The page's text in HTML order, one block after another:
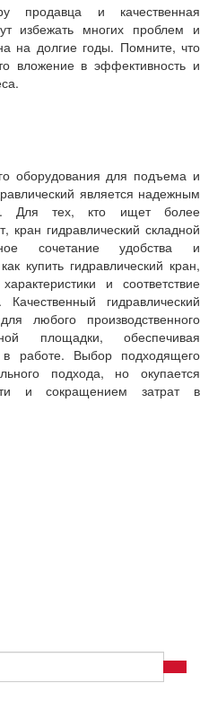
продавца и качественная
избежать многих проблем и
на долгие годы. Помните, что
вложение в эффективность и
оборудования для подъема и
является надежным
Для тех, кто ищет более
кран гидравлический складной
сочетание удобства и
купить гидравлический кран,
и соответствие
гидравлический
любого производственного
площадки, обеспечивая
в работе. Выбор подходящего
подхода, но окупается
и сокращением затрат в